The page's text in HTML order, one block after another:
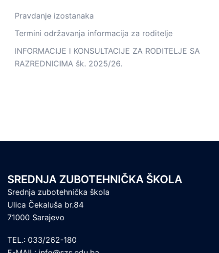
Pravdanje izostanaka
Termini održavanja informacija za roditelje
INFORMACIJE I KONSULTACIJE ZA RODITELJE SA
RAZREDNICIMA šk. 2025/26.
SREDNJA ZUBOTEHNIČKA ŠKOLA
Srednja zubotehnička škola
Ulica Čekaluša br.84
71000 Sarajevo
TEL.: 033/262-180